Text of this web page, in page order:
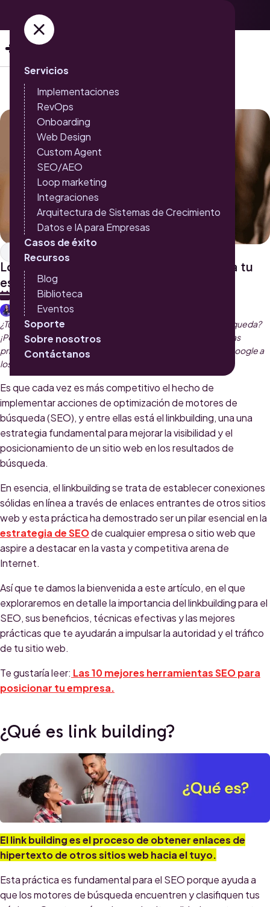
Servicios
Implementaciones
RevOps
Onboarding
Web Design
Custom Agent
SEO/AEO
Loop marketing
Integraciones
Arquitectura de Sistemas de Crecimiento
Datos e IA para Empresas
Casos de éxito
Recursos
Blog
Biblioteca
Eventos
Soporte
Sobre nosotros
Contáctanos
SEO
Lo que debes saber del link building para tu
estrategia SEO
9 DE FEBRERO 2024
KAREN OSORNO VARELA
¿Tu marca en los primeros resultados de los motores de búsqueda?
¡Por supuesto! Sabemos lo importante que es aparecer en las
primeras posibilidades que ofrecen los buscadores como Google a
los usuarios.
Es que cada vez es más competitivo el hecho de
implementar acciones de optimización de motores de
búsqueda (SEO), y entre ellas está el linkbuilding, una una
estrategia fundamental para mejorar la visibilidad y el
posicionamiento de un sitio web en los resultados de
búsqueda.
En esencia, el linkbuilding se trata de establecer conexiones
sólidas en línea a través de enlaces entrantes de otros sitios
web y esta práctica ha demostrado ser un pilar esencial en la
estrategia de SEOde cualquier empresa o sitio web que
aspire a destacar en la vasta y competitiva arena de
Internet.
Así que te damos la bienvenida a este artículo, en el que
exploraremos en detalle la importancia del linkbuilding para el
SEO, sus beneficios, técnicas efectivas y las mejores
prácticas que te ayudarán a impulsar la autoridad y el tráfico
de tu sitio web.
Te gustaría leer: Las 10 mejores herramientas SEO para
posicionar tu empresa.
¿Qué es link building?
El link building es el proceso de obtener enlaces de
hipertexto de otros sitios web hacia el tuyo.
Esta práctica es fundamental para el SEO porque ayuda a
que los motores de búsqueda encuentren y clasifiquen tus